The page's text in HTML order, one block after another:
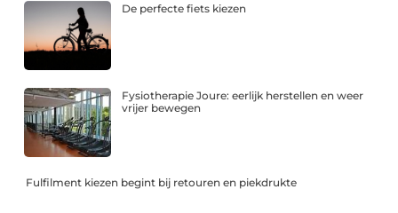
De perfecte fiets kiezen
Fysiotherapie Joure: eerlijk herstellen en weer
vrijer bewegen
Fulfilment kiezen begint bij retouren en piekdrukte